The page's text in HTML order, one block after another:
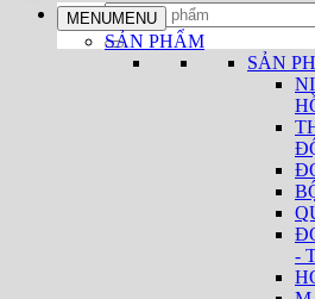
Tìm
kiếm:
MENUMENU
SẢN PHẨM
SẢN
-